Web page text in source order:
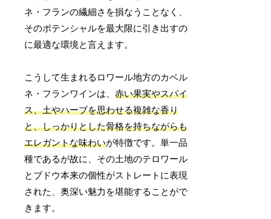
ネ・フランの繊細さを損なうことなく、
そのポテンシャルを最大限に引き出すの
に最適な環境と言えます。
こうして生まれるロワール地方のカベル
ネ・フランワインは、赤い果実やスパイ
ス、土やハーブを思わせる複雑な香り
と、しっかりとした骨格を持ちながらも
エレガントな味わいが特徴です。単一品
種であるが故に、その土地のテロワール
とブドウ本来の個性がストレートに表現
された、奥深い魅力を堪能することがで
きます。